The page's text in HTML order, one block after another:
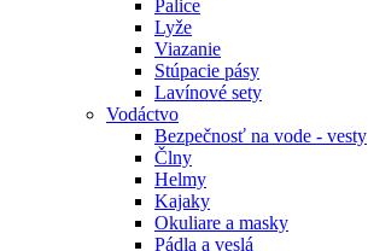
Palice
Lyže
Viazanie
Stúpacie pásy
Lavínové sety
Vodáctvo
Bezpečnosť na vode - vesty
Člny
Helmy
Kajaky
Okuliare a masky
Pádla a veslá